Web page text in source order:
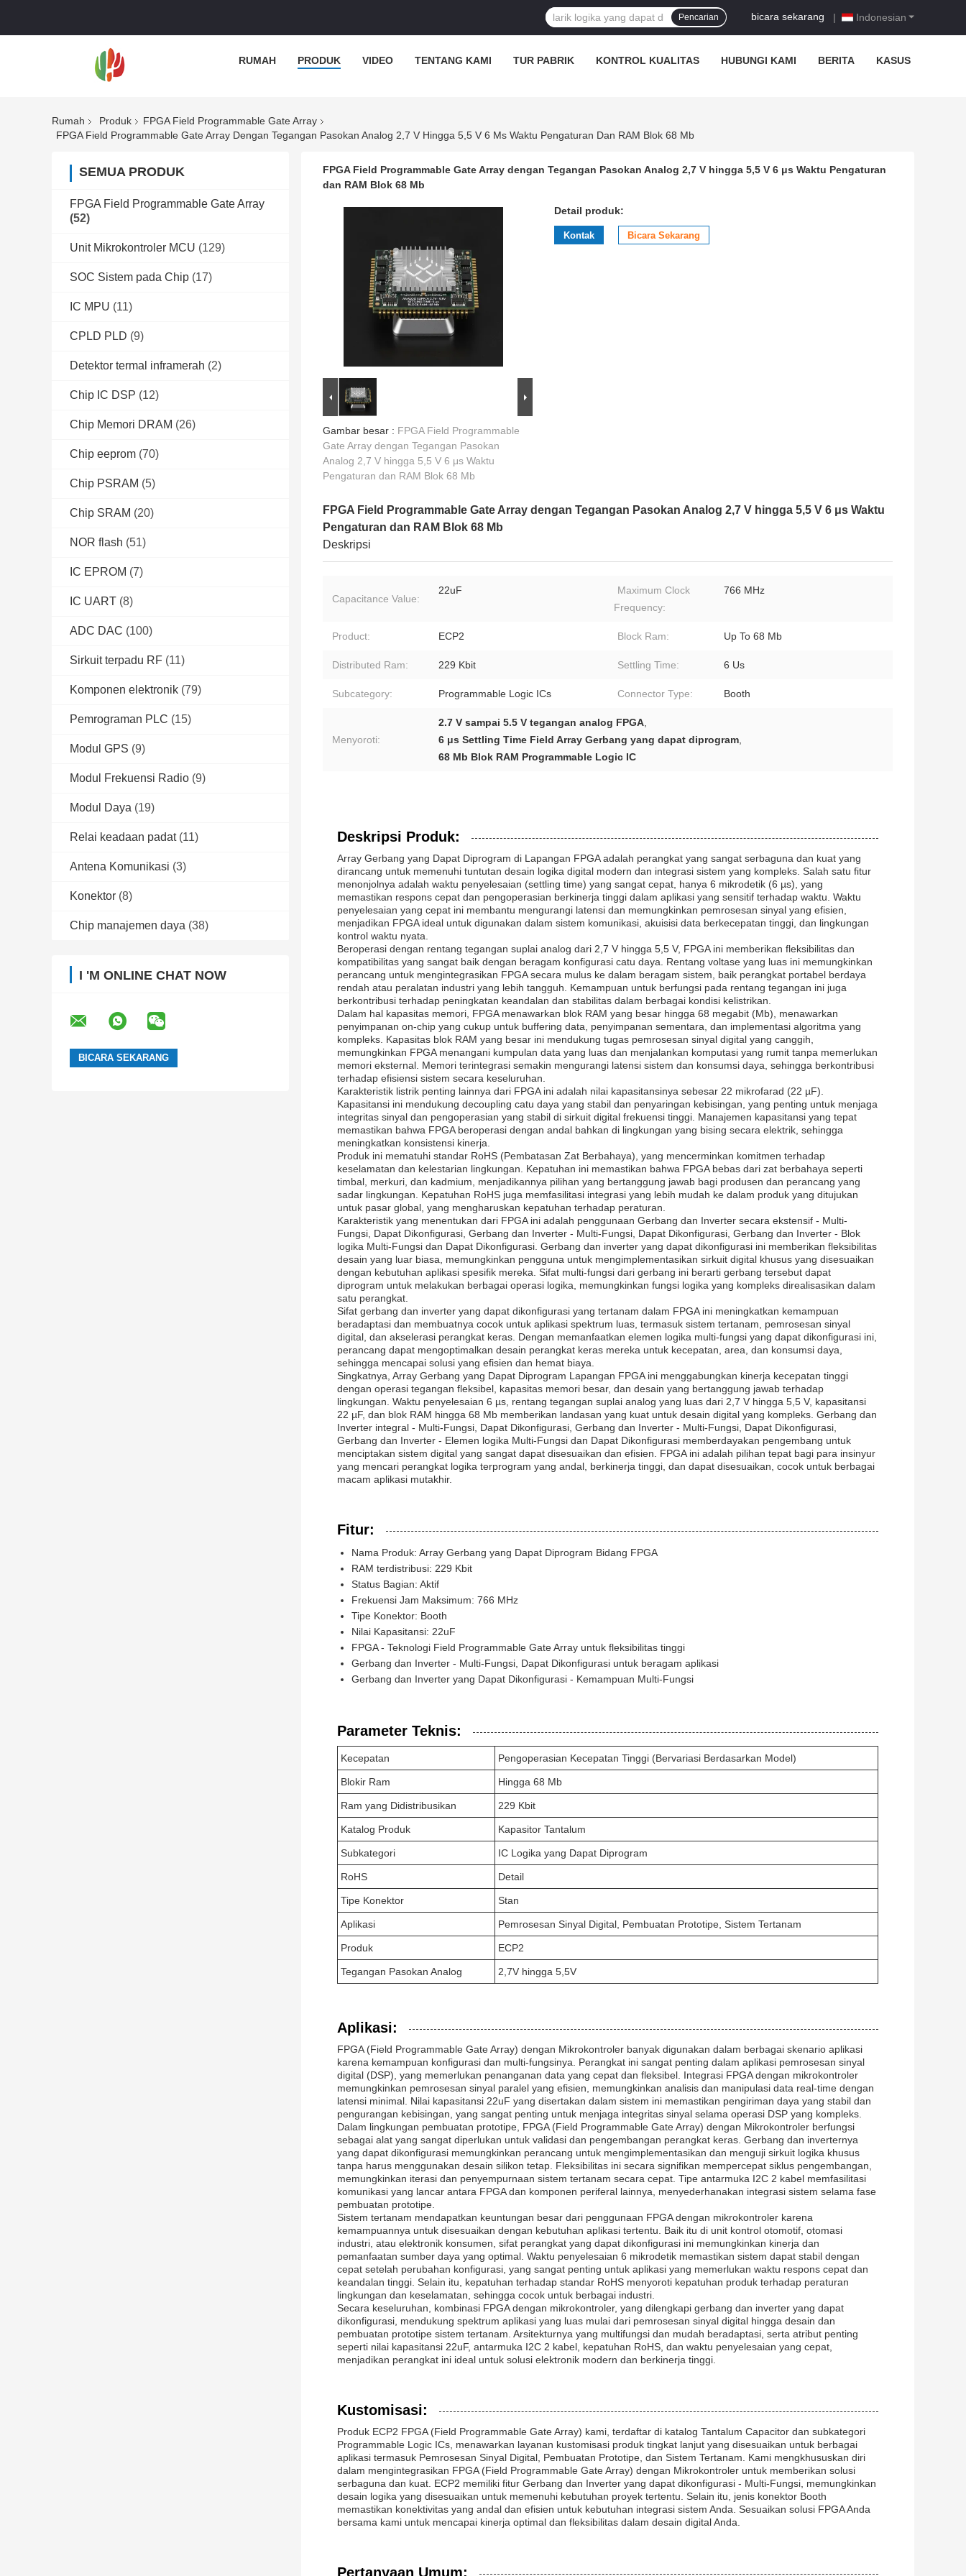
Indonesian
bicara sekarang |
Pencarian
RUMAH PRODUK VIDEO TENTANG KAMI TUR PABRIK KONTROL KUALITAS HUBUNGI KAMI BERITA KASUS
Rumah Produk
FPGA Field Programmable Gate Array
FPGA Field Programmable Gate Array Dengan Tegangan Pasokan Analog 2,7 V Hingga 5,5 V 6 Μs Waktu Pengaturan Dan RAM Blok 68 Mb
SEMUA PRODUK
FPGA Field Programmable Gate Array
(52)
Unit Mikrokontroler MCU (129)
SOC Sistem pada Chip (17)
IC MPU (11)
CPLD PLD (9)
Detektor termal inframerah (2)
Chip IC DSP (12)
Chip Memori DRAM (26)
Chip eeprom (70)
Chip PSRAM (5)
Chip SRAM (20)
NOR flash (51)
IC EPROM (7)
IC UART (8)
ADC DAC (100)
Sirkuit terpadu RF (11)
Komponen elektronik (79)
Pemrograman PLC (15)
Modul GPS (9)
Modul Frekuensi Radio (9)
Modul Daya (19)
Relai keadaan padat (11)
Antena Komunikasi (3)
Konektor (8)
Chip manajemen daya (38)
I 'M ONLINE CHAT NOW
FPGA Field Programmable Gate Array dengan Tegangan Pasokan Analog 2,7 V hingga 5,5 V 6 μs Waktu Pengaturan
dan RAM Blok 68 Mb
Gambar besar : FPGA Field Programmable
Gate Array dengan Tegangan Pasokan
Analog 2,7 V hingga 5,5 V 6 μs Waktu
Pengaturan dan RAM Blok 68 Mb
Detail produk:
Kontak Bicara Sekarang
FPGA Field Programmable Gate Array dengan Tegangan Pasokan Analog 2,7 V hingga 5,5 V 6 μs Waktu
Pengaturan dan RAM Blok 68 Mb
Deskripsi
Capacitance Value:
22uF
Maximum Clock
Frequency:
766 MHz
Product: ECP2 Block Ram: Up To 68 Mb
Distributed Ram: 229 Kbit Settling Time: 6 Us
Subcategory: Programmable Logic ICs Connector Type: Booth
Menyoroti:
2.7 V sampai 5.5 V tegangan analog FPGA
6 μs Settling Time Field Array Gerbang yang dapat diprogram
68 Mb Blok RAM Programmable Logic IC
Deskripsi Produk:
Array Gerbang yang Dapat Diprogram di Lapangan FPGA adalah perangkat yang sangat serbaguna dan kuat yang
dirancang untuk memenuhi tuntutan desain logika digital modern dan integrasi sistem yang kompleks. Salah satu fitur
menonjolnya adalah waktu penyelesaian (settling time) yang sangat cepat, hanya 6 mikrodetik (6 µs), yang
memastikan respons cepat dan pengoperasian berkinerja tinggi dalam aplikasi yang sensitif terhadap waktu. Waktu
penyelesaian yang cepat ini membantu mengurangi latensi dan memungkinkan pemrosesan sinyal yang efisien,
menjadikan FPGA ideal untuk digunakan dalam sistem komunikasi, akuisisi data berkecepatan tinggi, dan lingkungan
kontrol waktu nyata.
Beroperasi dengan rentang tegangan suplai analog dari 2,7 V hingga 5,5 V, FPGA ini memberikan fleksibilitas dan
kompatibilitas yang sangat baik dengan beragam konfigurasi catu daya. Rentang voltase yang luas ini memungkinkan
perancang untuk mengintegrasikan FPGA secara mulus ke dalam beragam sistem, baik perangkat portabel berdaya
rendah atau peralatan industri yang lebih tangguh. Kemampuan untuk berfungsi pada rentang tegangan ini juga
berkontribusi terhadap peningkatan keandalan dan stabilitas dalam berbagai kondisi kelistrikan.
Dalam hal kapasitas memori, FPGA menawarkan blok RAM yang besar hingga 68 megabit (Mb), menawarkan
penyimpanan on-chip yang cukup untuk buffering data, penyimpanan sementara, dan implementasi algoritma yang
kompleks. Kapasitas blok RAM yang besar ini mendukung tugas pemrosesan sinyal digital yang canggih,
memungkinkan FPGA menangani kumpulan data yang luas dan menjalankan komputasi yang rumit tanpa memerlukan
memori eksternal. Memori terintegrasi semakin mengurangi latensi sistem dan konsumsi daya, sehingga berkontribusi
terhadap efisiensi sistem secara keseluruhan.
Karakteristik listrik penting lainnya dari FPGA ini adalah nilai kapasitansinya sebesar 22 mikrofarad (22 µF).
Kapasitansi ini mendukung decoupling catu daya yang stabil dan penyaringan kebisingan, yang penting untuk menjaga
integritas sinyal dan pengoperasian yang stabil di sirkuit digital frekuensi tinggi. Manajemen kapasitansi yang tepat
memastikan bahwa FPGA beroperasi dengan andal bahkan di lingkungan yang bising secara elektrik, sehingga
meningkatkan konsistensi kinerja.
Produk ini mematuhi standar RoHS (Pembatasan Zat Berbahaya), yang mencerminkan komitmen terhadap
keselamatan dan kelestarian lingkungan. Kepatuhan ini memastikan bahwa FPGA bebas dari zat berbahaya seperti
timbal, merkuri, dan kadmium, menjadikannya pilihan yang bertanggung jawab bagi produsen dan perancang yang
sadar lingkungan. Kepatuhan RoHS juga memfasilitasi integrasi yang lebih mudah ke dalam produk yang ditujukan
untuk pasar global, yang mengharuskan kepatuhan terhadap peraturan.
Karakteristik yang menentukan dari FPGA ini adalah penggunaan Gerbang dan Inverter secara ekstensif - Multi-
Fungsi, Dapat Dikonfigurasi, Gerbang dan Inverter - Multi-Fungsi, Dapat Dikonfigurasi, Gerbang dan Inverter - Blok
logika Multi-Fungsi dan Dapat Dikonfigurasi. Gerbang dan inverter yang dapat dikonfigurasi ini memberikan fleksibilitas
desain yang luar biasa, memungkinkan pengguna untuk mengimplementasikan sirkuit digital khusus yang disesuaikan
dengan kebutuhan aplikasi spesifik mereka. Sifat multi-fungsi dari gerbang ini berarti gerbang tersebut dapat
diprogram untuk melakukan berbagai operasi logika, memungkinkan fungsi logika yang kompleks direalisasikan dalam
satu perangkat.
Sifat gerbang dan inverter yang dapat dikonfigurasi yang tertanam dalam FPGA ini meningkatkan kemampuan
beradaptasi dan membuatnya cocok untuk aplikasi spektrum luas, termasuk sistem tertanam, pemrosesan sinyal
digital, dan akselerasi perangkat keras. Dengan memanfaatkan elemen logika multi-fungsi yang dapat dikonfigurasi ini,
perancang dapat mengoptimalkan desain perangkat keras mereka untuk kecepatan, area, dan konsumsi daya,
sehingga mencapai solusi yang efisien dan hemat biaya.
Singkatnya, Array Gerbang yang Dapat Diprogram Lapangan FPGA ini menggabungkan kinerja kecepatan tinggi
dengan operasi tegangan fleksibel, kapasitas memori besar, dan desain yang bertanggung jawab terhadap
lingkungan. Waktu penyelesaian 6 µs, rentang tegangan suplai analog yang luas dari 2,7 V hingga 5,5 V, kapasitansi
22 µF, dan blok RAM hingga 68 Mb memberikan landasan yang kuat untuk desain digital yang kompleks. Gerbang dan
Inverter integral - Multi-Fungsi, Dapat Dikonfigurasi, Gerbang dan Inverter - Multi-Fungsi, Dapat Dikonfigurasi,
Gerbang dan Inverter - Elemen logika Multi-Fungsi dan Dapat Dikonfigurasi memberdayakan pengembang untuk
menciptakan sistem digital yang sangat dapat disesuaikan dan efisien. FPGA ini adalah pilihan tepat bagi para insinyur
yang mencari perangkat logika terprogram yang andal, berkinerja tinggi, dan dapat disesuaikan, cocok untuk berbagai
macam aplikasi mutakhir.
Fitur:
Nama Produk: Array Gerbang yang Dapat Diprogram Bidang FPGA
RAM terdistribusi: 229 Kbit
Status Bagian: Aktif
Frekuensi Jam Maksimum: 766 MHz
Tipe Konektor: Booth
Nilai Kapasitansi: 22uF
FPGA - Teknologi Field Programmable Gate Array untuk fleksibilitas tinggi
Gerbang dan Inverter - Multi-Fungsi, Dapat Dikonfigurasi untuk beragam aplikasi
Gerbang dan Inverter yang Dapat Dikonfigurasi - Kemampuan Multi-Fungsi
Parameter Teknis:
Kecepatan Pengoperasian Kecepatan Tinggi (Bervariasi Berdasarkan Model)
Blokir Ram Hingga 68 Mb
Ram yang Didistribusikan 229 Kbit
Katalog Produk Kapasitor Tantalum
Subkategori IC Logika yang Dapat Diprogram
RoHS Detail
Tipe Konektor Stan
Aplikasi Pemrosesan Sinyal Digital, Pembuatan Prototipe, Sistem Tertanam
Produk ECP2
Tegangan Pasokan Analog 2,7V hingga 5,5V
Aplikasi:
FPGA (Field Programmable Gate Array) dengan Mikrokontroler banyak digunakan dalam berbagai skenario aplikasi
karena kemampuan konfigurasi dan multi-fungsinya. Perangkat ini sangat penting dalam aplikasi pemrosesan sinyal
digital (DSP), yang memerlukan penanganan data yang cepat dan fleksibel. Integrasi FPGA dengan mikrokontroler
memungkinkan pemrosesan sinyal paralel yang efisien, memungkinkan analisis dan manipulasi data real-time dengan
latensi minimal. Nilai kapasitansi 22uF yang disertakan dalam sistem ini memastikan pengiriman daya yang stabil dan
pengurangan kebisingan, yang sangat penting untuk menjaga integritas sinyal selama operasi DSP yang kompleks.
Dalam lingkungan pembuatan prototipe, FPGA (Field Programmable Gate Array) dengan Mikrokontroler berfungsi
sebagai alat yang sangat diperlukan untuk validasi dan pengembangan perangkat keras. Gerbang dan inverternya
yang dapat dikonfigurasi memungkinkan perancang untuk mengimplementasikan dan menguji sirkuit logika khusus
tanpa harus menggunakan desain silikon tetap. Fleksibilitas ini secara signifikan mempercepat siklus pengembangan,
memungkinkan iterasi dan penyempurnaan sistem tertanam secara cepat. Tipe antarmuka I2C 2 kabel memfasilitasi
komunikasi yang lancar antara FPGA dan komponen periferal lainnya, menyederhanakan integrasi sistem selama fase
pembuatan prototipe.
Sistem tertanam mendapatkan keuntungan besar dari penggunaan FPGA dengan mikrokontroler karena
kemampuannya untuk disesuaikan dengan kebutuhan aplikasi tertentu. Baik itu di unit kontrol otomotif, otomasi
industri, atau elektronik konsumen, sifat perangkat yang dapat dikonfigurasi ini memungkinkan kinerja dan
pemanfaatan sumber daya yang optimal. Waktu penyelesaian 6 mikrodetik memastikan sistem dapat stabil dengan
cepat setelah perubahan konfigurasi, yang sangat penting untuk aplikasi yang memerlukan waktu respons cepat dan
keandalan tinggi. Selain itu, kepatuhan terhadap standar RoHS menyoroti kepatuhan produk terhadap peraturan
lingkungan dan keselamatan, sehingga cocok untuk berbagai industri.
Secara keseluruhan, kombinasi FPGA dengan mikrokontroler, yang dilengkapi gerbang dan inverter yang dapat
dikonfigurasi, mendukung spektrum aplikasi yang luas mulai dari pemrosesan sinyal digital hingga desain dan
pembuatan prototipe sistem tertanam. Arsitekturnya yang multifungsi dan mudah beradaptasi, serta atribut penting
seperti nilai kapasitansi 22uF, antarmuka I2C 2 kabel, kepatuhan RoHS, dan waktu penyelesaian yang cepat,
menjadikan perangkat ini ideal untuk solusi elektronik modern dan berkinerja tinggi.
Kustomisasi:
Produk ECP2 FPGA (Field Programmable Gate Array) kami, terdaftar di katalog Tantalum Capacitor dan subkategori
Programmable Logic ICs, menawarkan layanan kustomisasi produk tingkat lanjut yang disesuaikan untuk berbagai
aplikasi termasuk Pemrosesan Sinyal Digital, Pembuatan Prototipe, dan Sistem Tertanam. Kami mengkhususkan diri
dalam mengintegrasikan FPGA (Field Programmable Gate Array) dengan Mikrokontroler untuk memberikan solusi
serbaguna dan kuat. ECP2 memiliki fitur Gerbang dan Inverter yang dapat dikonfigurasi - Multi-Fungsi, memungkinkan
desain logika yang disesuaikan untuk memenuhi kebutuhan proyek tertentu. Selain itu, jenis konektor Booth
memastikan konektivitas yang andal dan efisien untuk kebutuhan integrasi sistem Anda. Sesuaikan solusi FPGA Anda
bersama kami untuk mencapai kinerja optimal dan fleksibilitas dalam desain digital Anda.
Pertanyaan Umum: